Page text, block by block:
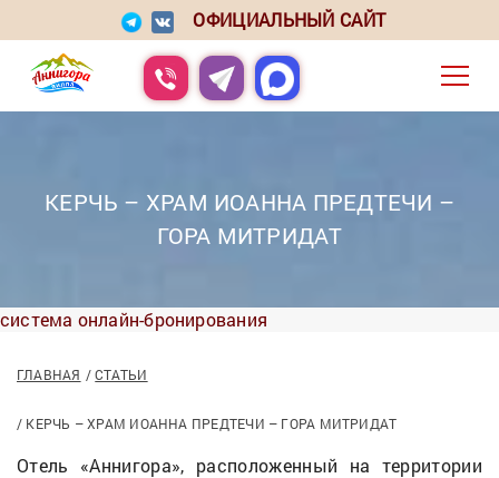
ОФИЦИАЛЬНЫЙ САЙТ
КЕРЧЬ – ХРАМ ИОАННА ПРЕДТЕЧИ –
ГОРА МИТРИДАТ
система онлайн-бронирования
ГЛАВНАЯ СТАТЬИ
КЕРЧЬ – ХРАМ ИОАННА ПРЕДТЕЧИ – ГОРА МИТРИДАТ
Отель «Аннигора», расположенный на территории